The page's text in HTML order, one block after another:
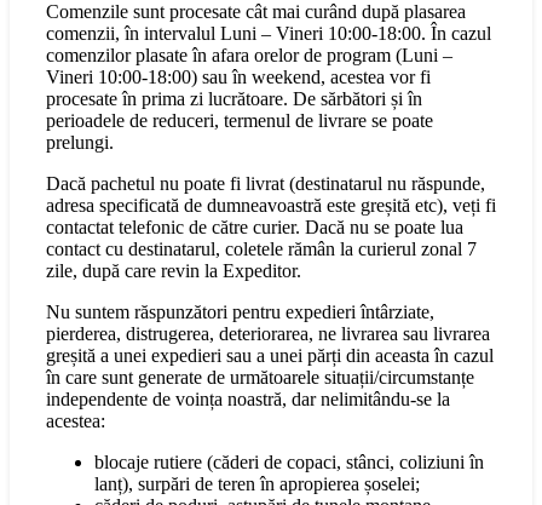
Comenzile sunt procesate cât mai curând după plasarea
comenzii, în intervalul Luni – Vineri 10:00-18:00. În cazul
comenzilor plasate în afara orelor de program (Luni –
Vineri 10:00-18:00) sau în weekend, acestea vor fi
procesate în prima zi lucrătoare. De sărbători și în
perioadele de reduceri, termenul de livrare se poate
prelungi.
Dacă pachetul nu poate fi livrat (destinatarul nu răspunde,
adresa specificată de dumneavoastră este greșită etc), veți fi
contactat telefonic de către curier. Dacă nu se poate lua
contact cu destinatarul, coletele rămân la curierul zonal 7
zile, după care revin la Expeditor.
Nu suntem răspunzători pentru expedieri întârziate,
pierderea, distrugerea, deteriorarea, ne livrarea sau livrarea
greșită a unei expedieri sau a unei părți din aceasta în cazul
în care sunt generate de următoarele situații/circumstanțe
independente de voința noastră, dar nelimitându-se la
acestea:
blocaje rutiere (căderi de copaci, stânci, coliziuni în
lanț), surpări de teren în apropierea șoselei;